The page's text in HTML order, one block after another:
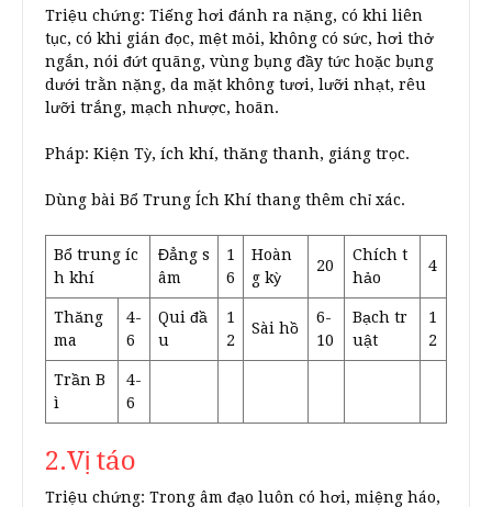
Triệu chứng: Tiếng hơi đánh ra nặng, có khi liên
tục, có khi gián đọc, mệt mỏi, không có sức, hơi thở
ngắn, nói đứt quãng, vùng bụng đầy tức hoặc bụng
dưới trằn nặng, da mặt không tươi, lưỡi nhạt, rêu
lưỡi trắng, mạch nhược, hoãn.
Pháp: Kiện Tỳ, ích khí, thăng thanh, giáng trọc.
Dùng bài Bổ Trung Ích Khí thang thêm chỉ xác.
Bổ trung íc
h khí
Đẳng s
âm
1
6
Hoàn
g kỳ
20
Chích t
hảo
4
Thăng
ma
4-
6
Qui đầ
u
1
2
Sài hồ
6-
10
Bạch tr
uật
1
2
Trần B
ì
4-
6
2.Vị táo
Triệu chứng: Trong âm đạo luôn có hơi, miệng háo,